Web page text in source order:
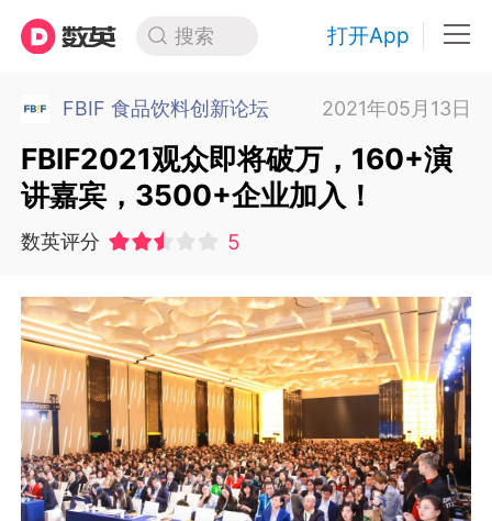
搜索 打开App
FBIF 食品饮料创新论坛 2021年05月13日
FBIF2021观众即将破万，160+演
讲嘉宾，3500+企业加入！
数英评分 5